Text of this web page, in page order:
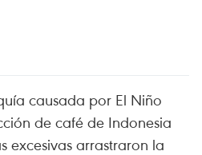
causada por El Niño
de café de Indonesia
excesivas arrastraron la